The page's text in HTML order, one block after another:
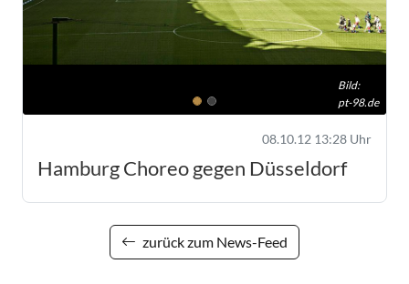
Bild:
pt-98.de
08.10.12 13:28 Uhr
Hamburg Choreo gegen Düsseldorf
zurück zum News-Feed